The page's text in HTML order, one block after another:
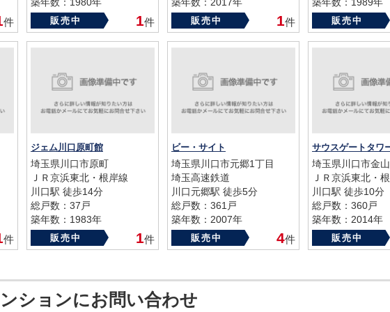
件 販売中 1件 販売中 1件 販売中
件
ジェム川口原町館
埼玉県川口市原町
ＪＲ京浜東北・根岸線
川口駅 徒歩14分
総戸数：37戸
築年数：1983年
販売中 1件
ビー・サイト
埼玉県川口市元郷1丁目
埼玉高速鉄道
川口元郷駅 徒歩5分
総戸数：361戸
築年数：2007年
販売中 4件
サウスゲートタワ
埼玉県川口市金
ＪＲ京浜東北・
川口駅 徒歩10分
総戸数：360戸
築年数：2014年
販売中
ションにお問い合わせ